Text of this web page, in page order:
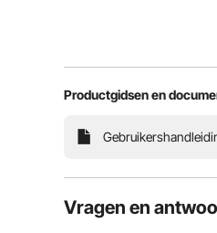
Onze aan de
Productgidsen en
Vragen en